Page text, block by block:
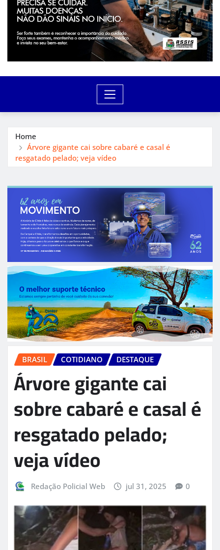
Home
Árvore gigante cai sobre cabaré e casal é
resgatado pelado; veja vídeo
BRASIL COTIDIANO DESTAQUE
Árvore gigante cai
sobre cabaré e casal é
resgatado pelado;
veja vídeo
Redação Policial Web jul 31, 2025 0